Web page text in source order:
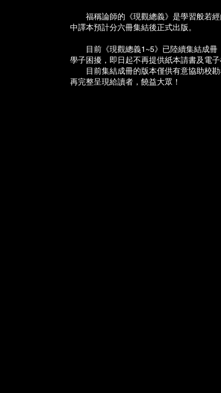
福稱論師的《現觀總義》是學習般若經
中譯本預計分六冊集結後正式出版。
目前《現觀總義1~5》已陸續集結成冊
學子困擾，即日起不再提供紙本請書及電
目前集結成冊的版本僅供有意協助校勘
再完整呈現給讀者，饒益大眾！